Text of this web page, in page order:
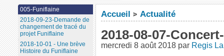
Accueil > Actualité
2018-08-07-
mercredi 8 août 2018 par Regis
005-Funiflaine
2018-09-23-Demande de
changement de tracé du
projet Funiflaine
2018-10-01 - Une brève
Histoire du Funiflaine